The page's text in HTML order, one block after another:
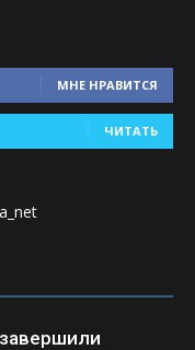
МНЕ НРАВИТСЯ
ЧИТАТЬ